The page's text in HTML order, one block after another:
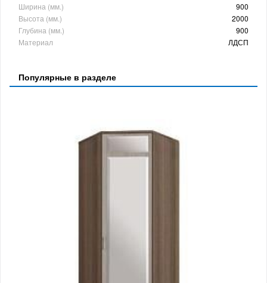
Ширина (мм.)
900
Высота (мм.)
2000
Глубина (мм.)
900
Материал
ЛДСП
Популярные в разделе